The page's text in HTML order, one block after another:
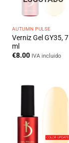
AUTUMN PULSE
Verniz Gel GY35, 7
ml
€8.00 IVA incluido